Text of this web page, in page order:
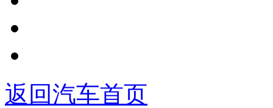
返回汽车首页